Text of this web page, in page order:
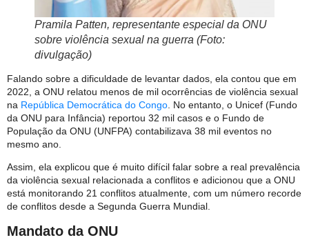
Pramila Patten, representante especial da ONU
sobre violência sexual na guerra (Foto:
divulgação)
Falando sobre a dificuldade de levantar dados, ela contou que em
2022, a ONU relatou menos de mil ocorrências de violência sexual
na República Democrática do Congo . No entanto, o Unicef (Fundo
da ONU para Infância) reportou 32 mil casos e o Fundo de
População da ONU (UNFPA) contabilizava 38 mil eventos no
mesmo ano.
Assim, ela explicou que é muito difícil falar sobre a real prevalência
da violência sexual relacionada a conflitos e adicionou que a ONU
está monitorando 21 conflitos atualmente, com um número recorde
de conflitos desde a Segunda Guerra Mundial.
Mandato da ONU